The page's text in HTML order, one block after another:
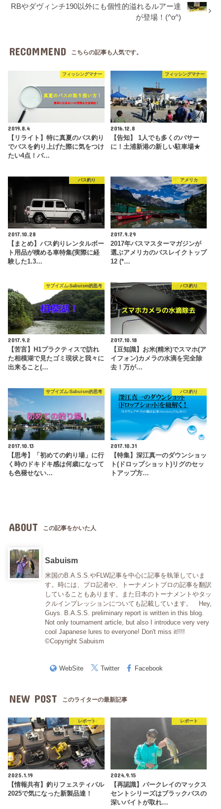
RBやダヴィンチ190以外にも個性的溢れるルアー達
が登場！(^o^)
RECOMMEND こちらの記事も人気です。
フィッシングマナー
2019.8.4
【リライト】特に真夏のバス釣り
でバスを釣り上げた際に気をつけ
たい4点！バ…
フィッシングマナー
2016.12.8
【告知】 1人でも多くのバサー
に！土浦新港の新しい駐車場★
バス釣り
2017.10.28
【まとめ】バス釣りレンタルボー
ト用品が積める車特集(実際に経
験した1.3…
アメリカ
2017.9.29
2017年バスマスターマガジンが
選ぶアメリカのバスレイクトップ
12 (*…
サブイズム-Sabuism的思考
2017.9.2
【苦言】H1プラクティスで訪れ
た相模湖で見たゴミ現状と我々に
出来ること(…
バス釣り
2017.10.18
【豆知識】お米(精米)でスマホ(ア
イフォン)カメラの水滴を完全除
去！万が…
サブイズム-Sabuism的思考
2017.10.13
【思考】「初めての釣り場」に行
く時のドキドキ感は何歳になって
も色褪せない…
バス釣り
2017.10.31
【特集】深江真一のダウンショッ
ト(ドロップショット)リグのセッ
トアップ方…
ABOUT この記事をかいた人
Sabuism
米国のB.A.S.S.やFLW記事を中心に記事を執筆していま
す。時には、プロ記者や、トーナメントプロの記事を翻訳
していることもあります。また日本のトーナメントやタッ
クルインプレッションについても記載しています。 Hey,
Guys. B.A.S.S. preliminary report is written in this blog.
Not only tournament article, but also I introduce very very
cool Japanese lures to everyone! Don't miss it!!!!
©Copyright Sabuism
WebSite Twitter Facebook
NEW POST このライターの最新記事
レポート
2025.1.19
【情報共有】釣りフェスティバル
2025で気になった新製品達！
レポート
2024.9.15
【再認識】バークレイのマックス
セントシリーズはブラックバスの
深いバイトが取れ…